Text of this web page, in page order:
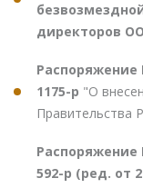
директоров
Распоряжение
1175-р "О
Правительства
Распоряжение
592-р (ред. от